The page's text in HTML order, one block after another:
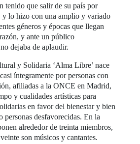
tenido que salir de su país por
y lo hizo con una amplio y variado
géneros y épocas que llegan
y ante un público
dejaba de aplaudir.
y Solidaria ‘Alma Libre’ nace
íntegramente por personas con
afiliadas a la ONCE en Madrid,
y cualidades artísticas para
en favor del bienestar y bien
personas desfavorecidas. En la
alrededor de treinta miembros,
son músicos y cantantes.